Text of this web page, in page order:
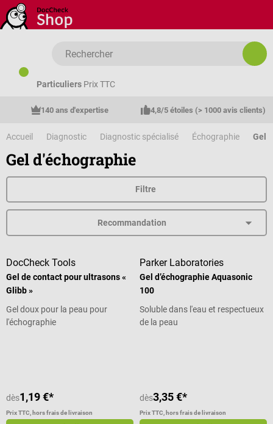
Passer au contenu principal
Particuliers Prix TTC
140 ans d'expertise 4,8/5 étoiles (> 1000 avis clients)
Accueil Diagnostic Diagnostic spécialisé Échographie Gel
Gel d'échographie
Filtre
DocCheck Tools
Gel de contact pour ultrasons «
Glibb »
Gel doux pour la peau pour
l'échographie
dès1,19 €*
Prix TTC, hors frais de livraison
Parker Laboratories
Gel d’échographie Aquasonic
100
Soluble dans l'eau et respectueux
de la peau
dès3,35 €*
Prix TTC, hors frais de livraison